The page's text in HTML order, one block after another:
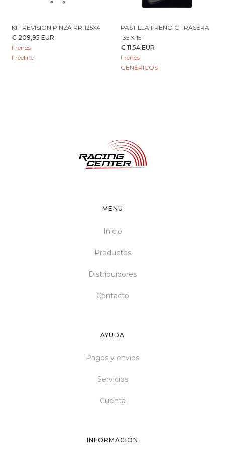
KIT REVISIÓN PINZA RR-I25X4
€ 209,95 EUR
Frenos
Freeline
PASTILLA FRENO C TRASERA
135 X 15
€ 11,54 EUR
Frenos
GENÉRICOS
MENU
Inicio
Productos
Distribuidores
Contacto
AYUDA
Pagos y envios
Servicios
Cuenta
INFORMACIÓN